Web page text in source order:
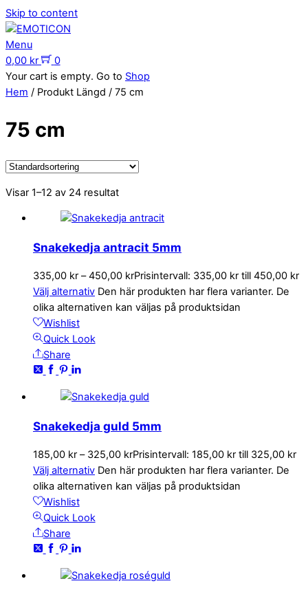
Skip to content
Menu
0,00 kr
0
Your cart is empty. Go to Shop
Hem / Produkt Längd / 75 cm
75 cm
Visar 1–12 av 24 resultat
Snakekedja antracit 5mm
335,00 kr – 450,00 krPrisintervall: 335,00 kr till 450,00 kr
Välj alternativ Den här produkten har flera varianter. De
olika alternativen kan väljas på produktsidan
Wishlist
Quick Look
Share
Snakekedja guld 5mm
185,00 kr – 325,00 krPrisintervall: 185,00 kr till 325,00 kr
Välj alternativ Den här produkten har flera varianter. De
olika alternativen kan väljas på produktsidan
Wishlist
Quick Look
Share